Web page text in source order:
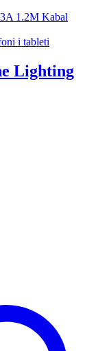
i tableti
Lighting